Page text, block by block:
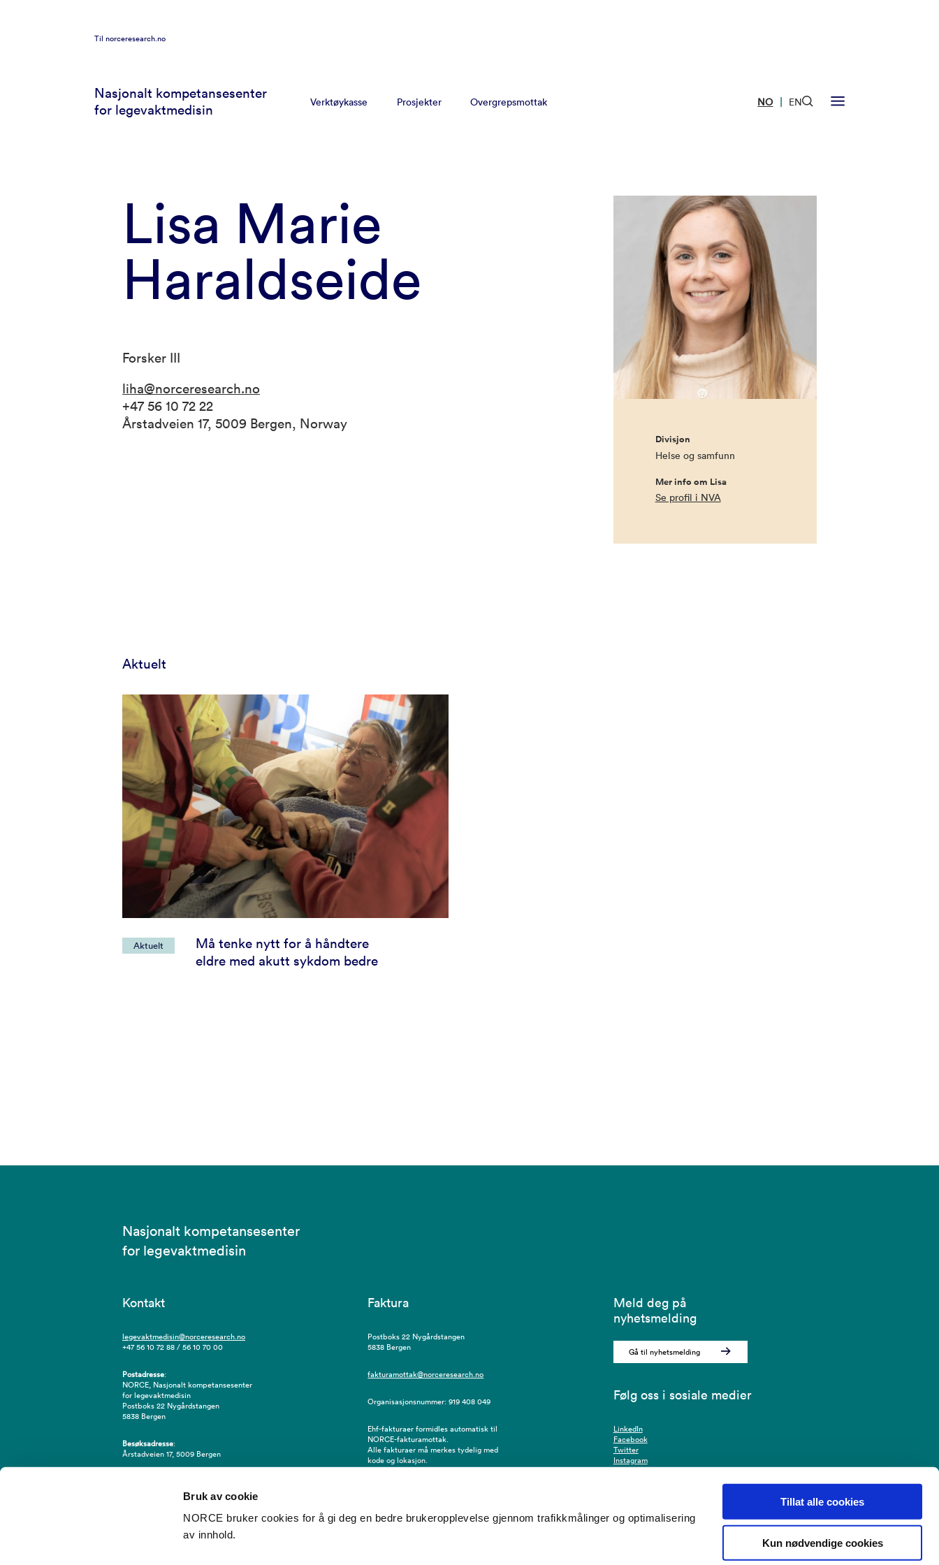
Bruk av cookie
NORCE bruker cookies for å gi deg en bedre brukeropplevelse gjennom trafikkmålinger og optimalisering
av innhold.
Tillat alle cookies
Kun nødvendige cookies
Til norceresearch.no
Nasjonalt kompetansesenter
for legevaktmedisin
Verktøykasse Prosjekter Overgrepsmottak NO | EN
Lisa Marie
Haraldseide
Forsker III
liha@norceresearch.no
+47 56 10 72 22
Årstadveien 17, 5009 Bergen, Norway
Divisjon
Helse og samfunn
Mer info om Lisa
Se profil i NVA
Aktuelt
Aktuelt
Må tenke nytt for å håndtere
eldre med akutt sykdom bedre
Nasjonalt kompetansesenter
for legevaktmedisin
Kontakt
legevaktmedisin@norceresearch.no
+47 56 10 72 88 / 56 10 70 00
Postadresse:
NORCE, Nasjonalt kompetansesenter
for legevaktmedisin
Postboks 22 Nygårdstangen
5838 Bergen
Besøksadresse:
Årstadveien 17, 5009 Bergen
Faktura
Postboks 22 Nygårdstangen
5838 Bergen
fakturamottak@norceresearch.no
Organisasjonsnummer: 919 408 049
Ehf-fakturaer formidles automatisk til
NORCE-fakturamottak.
Alle fakturaer må merkes tydelig med
kode og lokasjon.
Meld deg på
nyhetsmelding
Gå til nyhetsmelding
Følg oss i sosiale medier
LinkedIn
Facebook
Twitter
Instagram